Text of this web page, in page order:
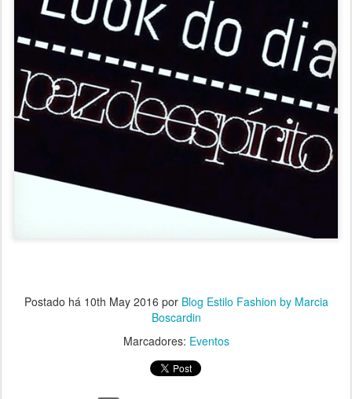
Postado há 10th May 2016 por Blog Estilo Fashion by Marcia
Boscardin
Marcadores: Eventos